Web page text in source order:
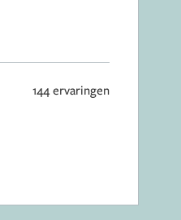
144 ervaringen